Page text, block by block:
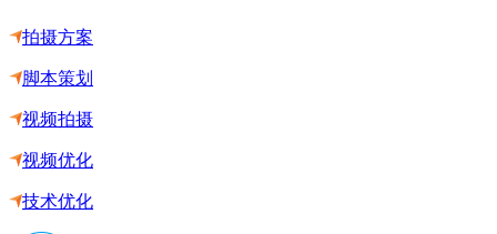
拍摄方案
脚本策划
视频拍摄
视频优化
技术优化